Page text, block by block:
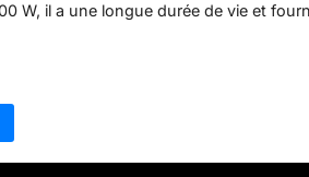
W, il a une longue durée de vie et
<70dB) 🍞【7 modes de
continu faible à élevé et 1 mode
sur mesure sans effort et en
tels que la pâte, les œufs, la viande,
les biscuits, la pâtisserie, Muffins,